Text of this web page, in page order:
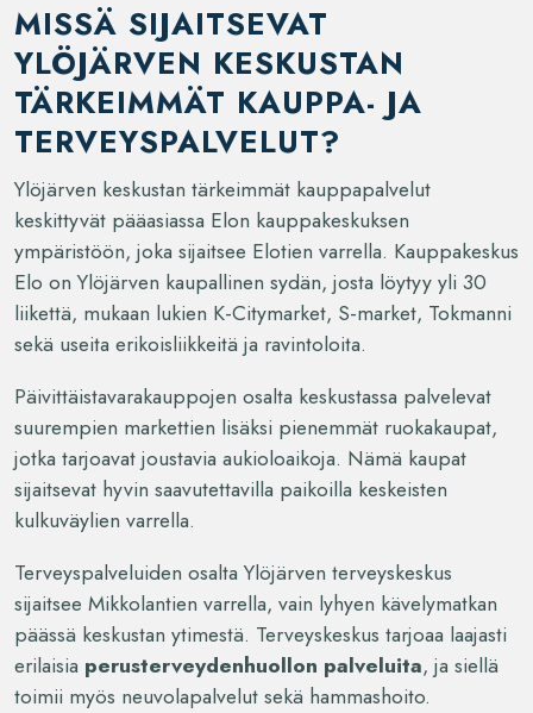
MISSÄ SIJAITSEVAT
YLÖJÄRVEN KESKUSTAN
TÄRKEIMMÄT KAUPPA- JA
TERVEYSPALVELUT?
Ylöjärven keskustan tärkeimmät kauppapalvelut
keskittyvät pääasiassa Elon kauppakeskuksen
ympäristöön, joka sijaitsee Elotien varrella. Kauppakeskus
Elo on Ylöjärven kaupallinen sydän, josta löytyy yli 30
liikettä, mukaan lukien K-Citymarket, S-market, Tokmanni
sekä useita erikoisliikkeitä ja ravintoloita.
Päivittäistavarakauppojen osalta keskustassa palvelevat
suurempien markettien lisäksi pienemmät ruokakaupat,
jotka tarjoavat joustavia aukioloaikoja. Nämä kaupat
sijaitsevat hyvin saavutettavilla paikoilla keskeisten
kulkuväylien varrella.
Terveyspalveluiden osalta Ylöjärven terveyskeskus
sijaitsee Mikkolantien varrella, vain lyhyen kävelymatkan
päässä keskustan ytimestä. Terveyskeskus tarjoaa laajasti
erilaisia perusterveydenhuollon palveluita, ja siellä
toimii myös neuvolapalvelut sekä hammashoito.